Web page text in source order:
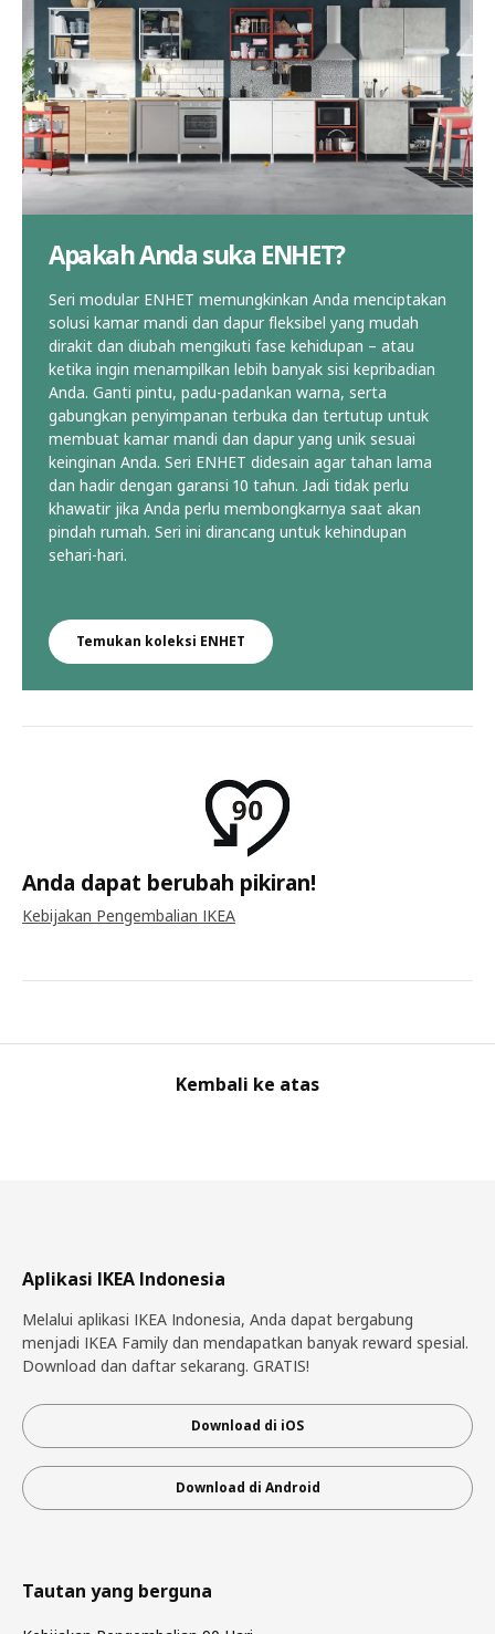
Apakah Anda suka ENHET?
Seri modular ENHET memungkinkan Anda menciptakan
solusi kamar mandi dan dapur fleksibel yang mudah
dirakit dan diubah mengikuti fase kehidupan – atau
ketika ingin menampilkan lebih banyak sisi kepribadian
Anda. Ganti pintu, padu-padankan warna, serta
gabungkan penyimpanan terbuka dan tertutup untuk
membuat kamar mandi dan dapur yang unik sesuai
keinginan Anda. Seri ENHET didesain agar tahan lama
dan hadir dengan garansi 10 tahun. Jadi tidak perlu
khawatir jika Anda perlu membongkarnya saat akan
pindah rumah. Seri ini dirancang untuk kehindupan
sehari-hari.
Temukan koleksi ENHET
Anda dapat berubah pikiran!
Kebijakan Pengembalian IKEA
Kembali ke atas
Aplikasi IKEA Indonesia
Melalui aplikasi IKEA Indonesia, Anda dapat bergabung
menjadi IKEA Family dan mendapatkan banyak reward spesial.
Download dan daftar sekarang. GRATIS!
Download di iOS
Download di Android
Tautan yang berguna